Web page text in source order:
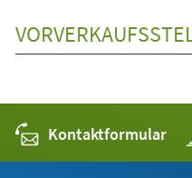
Kontaktformular